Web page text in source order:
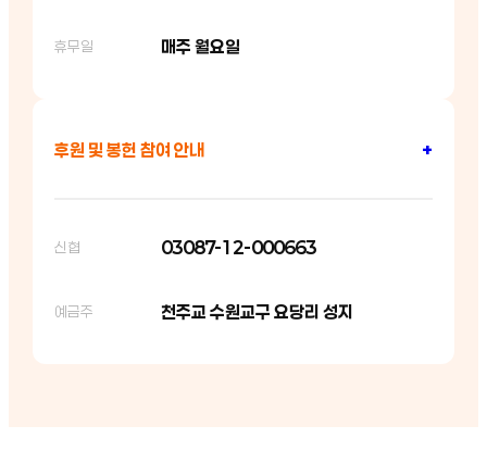
휴무일 매주 월요일
후원 및 봉헌 참여 안내 +
신협 03087-12-000663
예금주 천주교 수원교구 요당리 성지